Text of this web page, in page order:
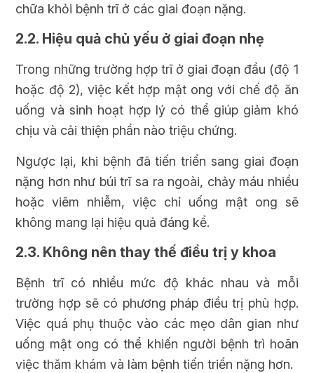
chữa khỏi bệnh trĩ ở các giai đoạn nặng.
2.2. Hiệu quả chủ yếu ở giai đoạn nhẹ
Trong những trường hợp trĩ ở giai đoạn đầu (độ 1
hoặc độ 2), việc kết hợp mật ong với chế độ ăn
uống và sinh hoạt hợp lý có thể giúp giảm khó
chịu và cải thiện phần nào triệu chứng.
Ngược lại, khi bệnh đã tiến triển sang giai đoạn
nặng hơn như búi trĩ sa ra ngoài, chảy máu nhiều
hoặc viêm nhiễm, việc chỉ uống mật ong sẽ
không mang lại hiệu quả đáng kể.
2.3. Không nên thay thế điều trị y khoa
Bệnh trĩ có nhiều mức độ khác nhau và mỗi
trường hợp sẽ có phương pháp điều trị phù hợp.
Việc quá phụ thuộc vào các mẹo dân gian như
uống mật ong có thể khiến người bệnh trì hoãn
việc thăm khám và làm bệnh tiến triển nặng hơn.